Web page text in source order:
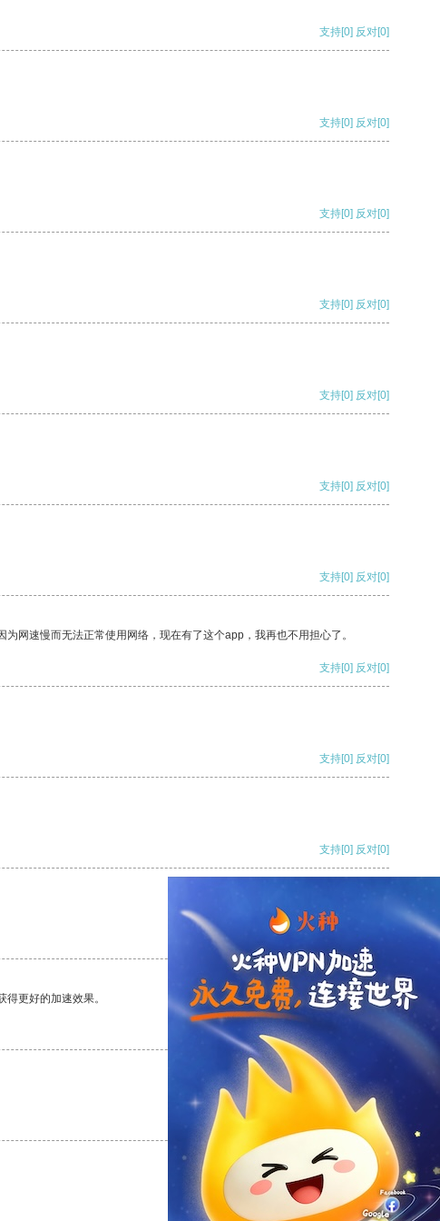
支持[0] 反对[0]
支持[0] 反对[0]
支持[0] 反对[0]
支持[0] 反对[0]
支持[0] 反对[0]
支持[0] 反对[0]
支持[0] 反对[0]
网速慢而无法正常使用网络，现在有了这个app，我再也不用担心了。
支持[0] 反对[0]
支持[0] 反对[0]
支持[0] 反对[0]
更好的加速效果。
反对
反对[0]